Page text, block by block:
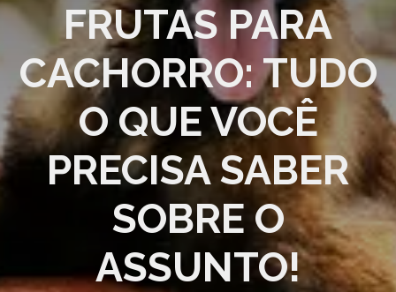
FRUTAS PARA
CACHORRO: TUDO
O QUE VOCÊ
PRECISA SABER
SOBRE O
ASSUNTO!